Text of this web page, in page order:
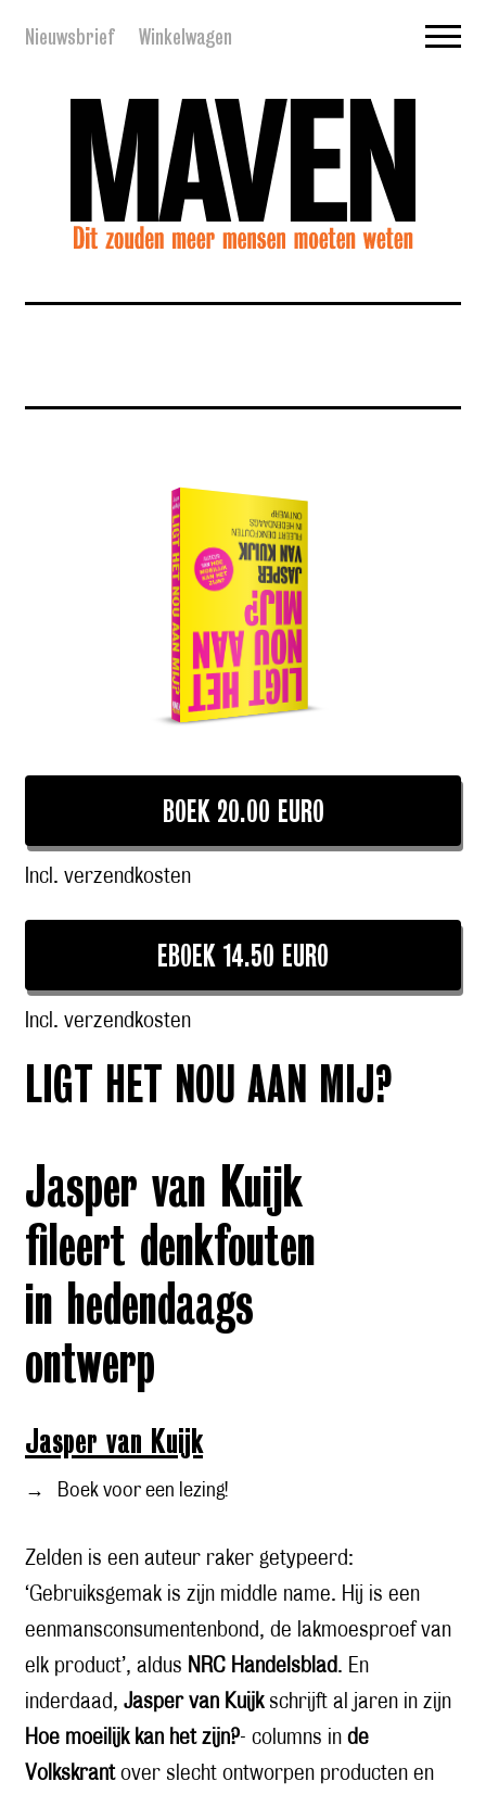
Nieuwsbrief Winkelwagen
BOEK 20.00 EURO
Incl. verzendkosten
EBOEK 14.50 EURO
Incl. verzendkosten
LIGT HET NOU AAN MIJ?
Jasper van Kuijk
fileert denkfouten
in hedendaags
ontwerp
Jasper van Kuijk
→ Boek voor een lezing!
Zelden is een auteur raker getypeerd:
‘Gebruiksgemak is zijn middle name. Hij is een
eenmansconsumentenbond, de lakmoesproef van
elk product’, aldus NRC Handelsblad. En
inderdaad, Jasper van Kuijk schrijft al jaren in zijn
Hoe moeilijk kan het zijn?- columns in de
Volkskrant over slecht ontworpen producten en